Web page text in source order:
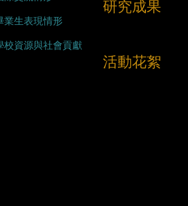
業生表現情形
校資源與社會貢獻
研究成果
活動花絮